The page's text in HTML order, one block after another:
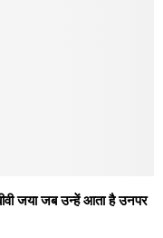
जया जब उन्हें आता है उनपर